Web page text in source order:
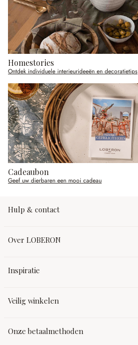
Homestories
Ontdek individuele interieurideeën en decoratietips
Cadeaubon
Geef uw dierbaren een mooi cadeau
Hulp & contact
Over LOBERON
Inspiratie
Veilig winkelen
Onze betaalmethoden